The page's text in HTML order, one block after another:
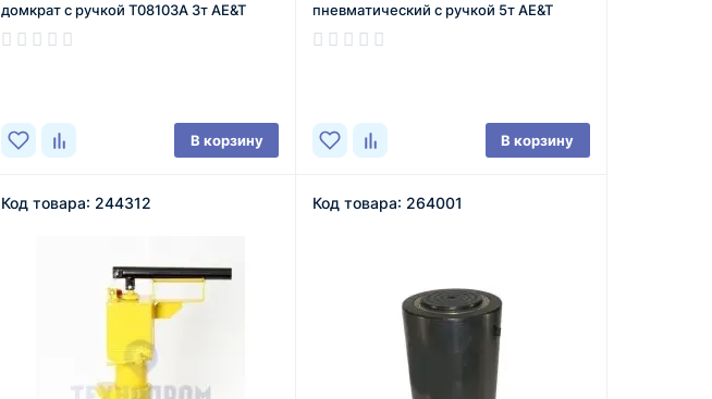
домкрат с ручкой T08103A 3т AE&T
В корзину
пневматический с ручкой 5т AE&T
В корзину
Код товара: 244312 Код товара: 264001